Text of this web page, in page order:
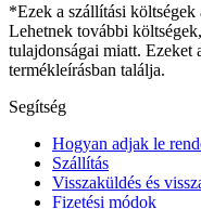
*Ezek a szállítási
Lehetnek további
tulajdonságai miatt. Ezeket
termékleírásban találja.
Segítség
Hogyan adjak le
Szállítás
Visszaküldés és
Fizetési módok